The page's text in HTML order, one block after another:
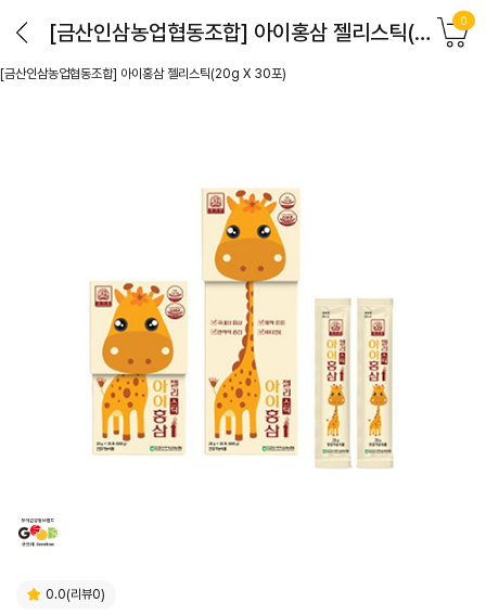
[금산인삼농업협동조합] 아이홍삼 젤리스틱(20g X 30포) 0
[금산인삼농업협동조합] 아이홍삼 젤리스틱(20g X 30포)
0.0(리뷰0)